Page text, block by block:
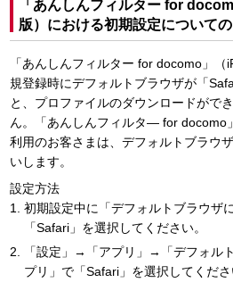
「あんしんフィルター for
版）における初期設定について
「あんしんフィルター for docomo」
規登録時にデフォルトブラウザが「
と、プロファイルのダウンロードがで
ん。「あんしんフィルタ― for docomo
利用のお客さまは、デフォルトブラウ
いします。
設定方法
初期設定中に「デフォルトブラウザ
「Safari」を選択してください。
「設定」→「アプリ」→「デフォル
プリ」で「Safari」を選択してくださ